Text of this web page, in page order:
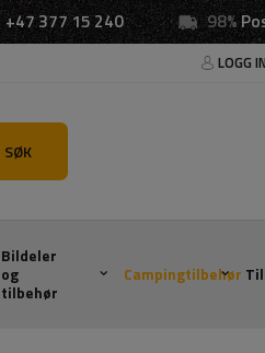
+47 377 15 240 98%
LOGG
SØK
Bildeler
og
tilbehør
Campingtilbehør